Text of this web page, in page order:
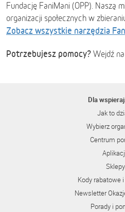
Fundację FaniMani (OPP). Naszą
organizacji społecznych w
Zobacz wszystkie narzędzia
Potrzebujesz pomocy? Wejdź na
Dla
Jak to
Wybierz
Centrum
Sklepy
Kody rabatowe
Newsletter
Porady i